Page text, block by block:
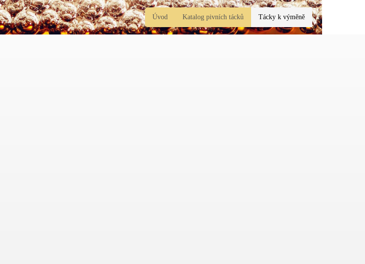
Úvod Katalog pivních tácků
Tácky k výměně